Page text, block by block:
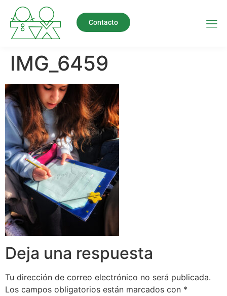
Contacto
IMG_6459
Deja una respuesta
Tu dirección de correo electrónico no será publicada.
Los campos obligatorios están marcados con *